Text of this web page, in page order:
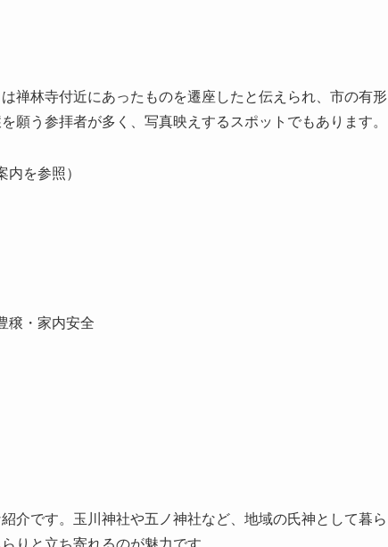
禅林寺付近にあったものを遷座したと伝えられ、市の有形
願う参拝者が多く、写真映えするスポットでもあります。
を参照）
穣・家内安全
介です。玉川神社や五ノ神社など、地域の氏神として暮ら
りと立ち寄れるのが魅力です。